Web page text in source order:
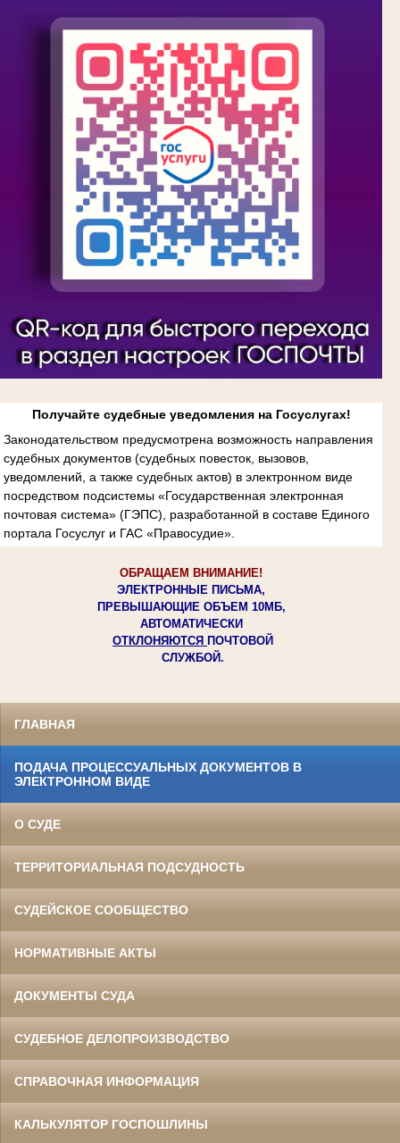
Получайте судебные уведомления на Госуслугах!
Законодательством предусмотрена возможность направления
судебных документов (судебных повесток, вызовов,
уведомлений, а также судебных актов) в электронном виде
посредством подсистемы «Государственная электронная
почтовая система» (ГЭПС), разработанной в составе Единого
портала Госуслуг и ГАС «Правосудие».
ОБРАЩАЕМ ВНИМАНИЕ!
ЭЛЕКТРОННЫЕ ПИСЬМА,
ПРЕВЫШАЮЩИЕ ОБЪЕМ 10МБ,
АВТОМАТИЧЕСКИ
ОТКЛОНЯЮТСЯ ПОЧТОВОЙ
СЛУЖБОЙ.
ГЛАВНАЯ
ПОДАЧА ПРОЦЕССУАЛЬНЫХ ДОКУМЕНТОВ В
ЭЛЕКТРОННОМ ВИДЕ
О СУДЕ
ТЕРРИТОРИАЛЬНАЯ ПОДСУДНОСТЬ
СУДЕЙСКОЕ СООБЩЕСТВО
НОРМАТИВНЫЕ АКТЫ
ДОКУМЕНТЫ СУДА
СУДЕБНОЕ ДЕЛОПРОИЗВОДСТВО
СПРАВОЧНАЯ ИНФОРМАЦИЯ
КАЛЬКУЛЯТОР ГОСПОШЛИНЫ